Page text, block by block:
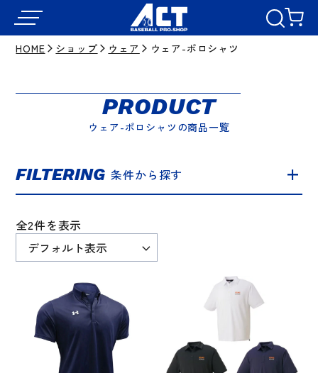
HOME ショップ ウェア ウェア-ポロシャツ
ウェア-ポロシャツの商品一覧
PRODUCT
FILTERING 条件から探す
全2件を表示